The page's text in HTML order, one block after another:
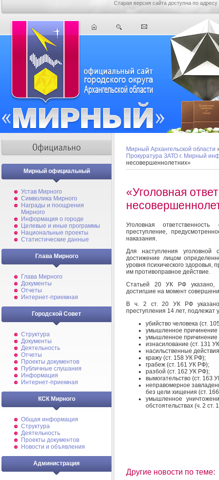
Старая версия сайта доступна по адресу
Мирный официальный
Устав Мирного
Символика Мирного
Награды и поощрения
Мирного
Информация о городе
Целевые и иные программы
Национальные проекты
Статистические данные
Глава Мирного
Глава Мирного
Документы
Отчеты
Интернет-приемная
Городской Совет
Структура
Документы
Деятельность
Отчеты
Проекты документов
Публичные слушания
Информация
Интернет-приемная
КСК Мирного
Общая информация
Структура
Деятельность
Проекты документов
Новости и объявления
Администрация
Мирный Архангельской области
Прокуратура ЗАТО г. Мирный
несовершеннолетних»
«Уголовная
Уголовная
преступление,
наказания.
Для наступления уголовной
достижение лицом
уровня психического здоровья,
им противоправное действие.
Статьей 20 УК РФ указано,
достигшие на момент
В ч. 2 ст. 20 УК РФ
преступления 14 лет, подлежат
убийство человека (ст.
умышленное причинение
умышленное причинение
изнасилование (ст. 131
насильственные
кражу (ст. 158 УК РФ);
грабеж (ст. 161 УК РФ);
разбой (ст. 162 УК РФ);
вымогательство (ст. 163
неправомерное
без цели хищения (ст.
умышленное
обстоятельствах (ч. 2 ст.
Другие новости по теме: